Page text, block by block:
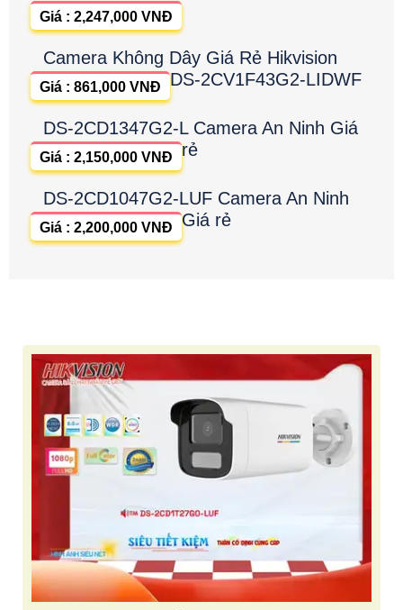
Giá : 2,247,000 VNĐ
Camera Không Dây Giá Rẻ Hikvision
DS-2CV1F43G2-LIDWF
Giá : 861,000 VNĐ
DS-2CD1347G2-L Camera An Ninh Giá
rẻ
Giá : 2,150,000 VNĐ
DS-2CD1047G2-LUF Camera An Ninh
Giá rẻ
Giá : 2,200,000 VNĐ